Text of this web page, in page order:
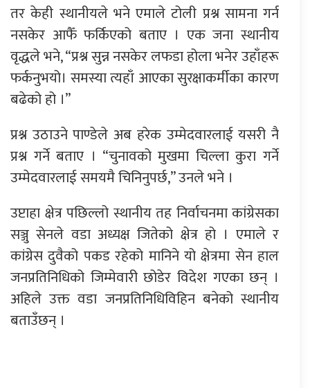
तर केही स्थानीयले भने एमाले टोली प्रश्न सामना गर्न
नसकेर आफैँ फर्किएको बताए । एक जना स्थानीय
वृद्धले भने, “प्रश्न सुन्न नसकेर लफडा होला भनेर उहाँहरू
फर्कनुभयो। समस्या त्यहाँ आएका सुरक्षाकर्मीका कारण
बढेको हो ।”
प्रश्न उठाउने पाण्डेले अब हरेक उम्मेदवारलाई यसरी नै
प्रश्न गर्ने बताए । “चुनावको मुखमा चिल्ला कुरा गर्ने
उम्मेदवारलाई समयमै चिनिनुपर्छ,” उनले भने ।
उप्टाहा क्षेत्र पछिल्लो स्थानीय तह निर्वाचनमा कांग्रेसका
सञ्जु सेनले वडा अध्यक्ष जितेको क्षेत्र हो । एमाले र
कांग्रेस दुवैको पकड रहेको मानिने यो क्षेत्रमा सेन हाल
जनप्रतिनिधिको जिम्मेवारी छोडेर विदेश गएका छन् ।
अहिले उक्त वडा जनप्रतिनिधिविहिन बनेको स्थानीय
बताउँछन् ।